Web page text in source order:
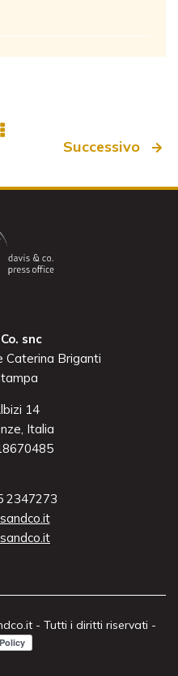
Successivo
snc
Caterina Briganti
14
Italia
2347273
- Tutti i diritti riservati -